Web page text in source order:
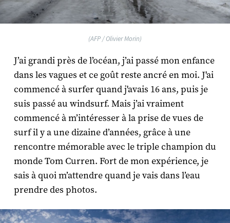
(AFP / Olivier Morin)
J’ai grandi près de l’océan, j’ai passé mon enfance
dans les vagues et ce goût reste ancré en moi. J'ai
commencé à surfer quand j'avais 16 ans, puis je
suis passé au windsurf. Mais j’ai vraiment
commencé à m’intéresser à la prise de vues de
surf il y a une dizaine d’années, grâce à une
rencontre mémorable avec le triple champion du
monde Tom Curren. Fort de mon expérience, je
sais à quoi m’attendre quand je vais dans l’eau
prendre des photos.